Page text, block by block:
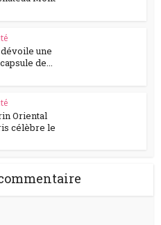
une
de...
Oriental
célèbre le